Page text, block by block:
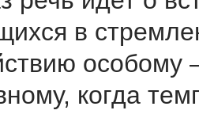
в
особому
когда